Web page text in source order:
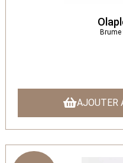
AJOUTER